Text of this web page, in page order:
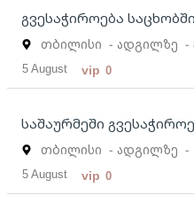
გვესაჭიროება
თბილისი - ადგილზე -
5 August vip 0
საშაურმეში
თბილისი - ადგილზე -
5 August vip 0